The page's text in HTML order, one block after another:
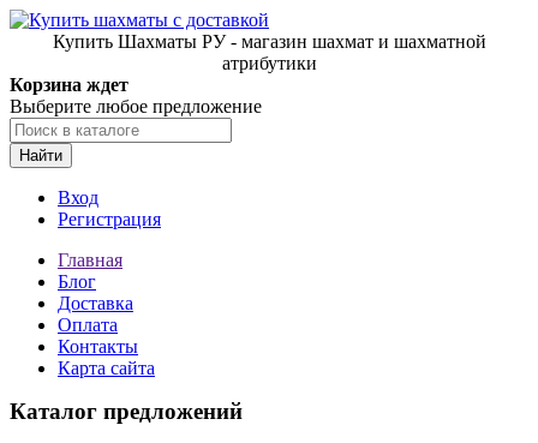
Купить Шахматы РУ - магазин шахмат и шахматной
атрибутики
Корзина ждет
Выберите любое предложение
Найти
Вход
Регистрация
Главная
Блог
Доставка
Оплата
Контакты
Карта сайта
Каталог предложений